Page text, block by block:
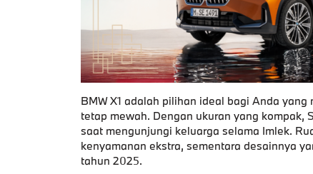
BMW X1 adalah pilihan ideal bagi Anda
tetap mewah. Dengan ukuran yang kompak,
saat mengunjungi keluarga selama Imlek.
kenyamanan ekstra, sementara desainnya
tahun 2025.